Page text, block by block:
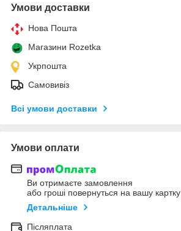
Умови доставки
Нова Пошта
Магазини Rozetka
Укрпошта
Самовивіз
Всі умови доставки
Умови оплати
Ви отримаєте замовлення
або гроші повернуться на вашу картку
Детальніше
Післяплата